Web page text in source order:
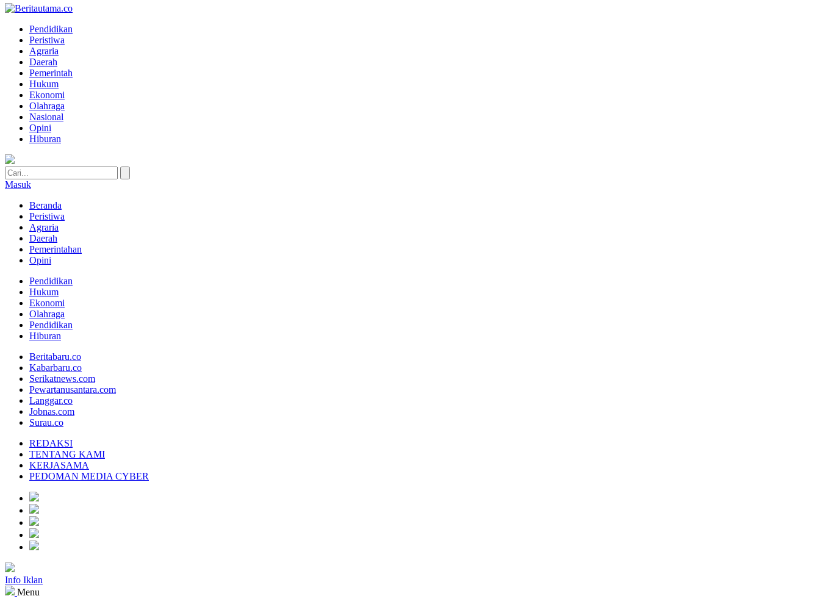
Pendidikan
Peristiwa
Agraria
Daerah
Pemerintah
Hukum
Ekonomi
Olahraga
Nasional
Opini
Hiburan
Masuk
Beranda
Peristiwa
Agraria
Daerah
Pemerintahan
Opini
Pendidikan
Hukum
Ekonomi
Olahraga
Pendidikan
Hiburan
Beritabaru.co
Kabarbaru.co
Serikatnews.com
Pewartanusantara.com
Langgar.co
Jobnas.com
Surau.co
REDAKSI
TENTANG KAMI
KERJASAMA
PEDOMAN MEDIA CYBER
Info Iklan
Menu